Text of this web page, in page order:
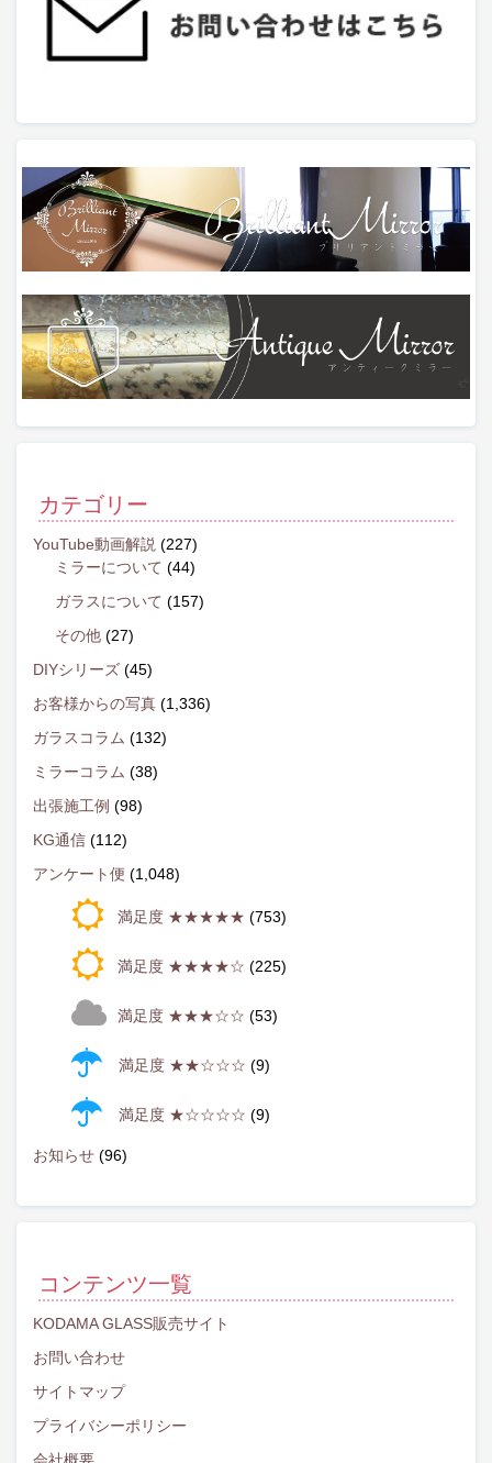
カテゴリー
YouTube動画解説 (227)
ミラーについて (44)
ガラスについて (157)
その他 (27)
DIYシリーズ (45)
お客様からの写真 (1,336)
ガラスコラム (132)
ミラーコラム (38)
出張施工例 (98)
KG通信 (112)
アンケート便 (1,048)
満足度 ★★★★★ (753)
満足度 ★★★★☆ (225)
満足度 ★★★☆☆ (53)
満足度 ★★☆☆☆ (9)
満足度 ★☆☆☆☆ (9)
お知らせ (96)
コンテンツ一覧
KODAMA GLASS販売サイト
お問い合わせ
サイトマップ
プライバシーポリシー